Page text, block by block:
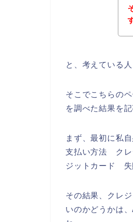
と、考えている
そこでこちらの
を調べた結果を
まず、最初に私
支払い方法 クレ
ジットカード 失
その結果、クレ
いのかどうかは